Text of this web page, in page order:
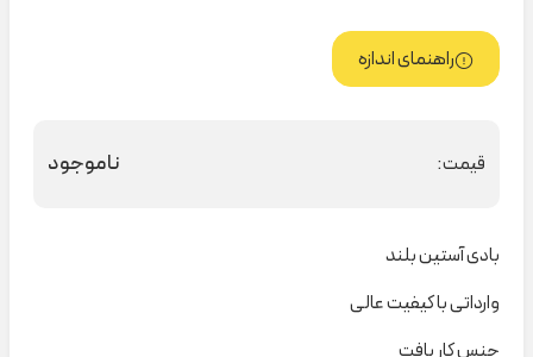
راهنمای اندازه
قیمت: ناموجود
بادی آستین بلند
وارداتی با کیفیت عالی